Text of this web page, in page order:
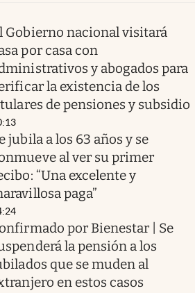
Gobierno nacional visitará
por casa con
y abogados para
la existencia de los
de pensiones y subsidio
jubila a los 63 años y se
al ver su primer
“Una excelente y
paga”
por Bienestar | Se
la pensión a los
que se muden al
en estos casos